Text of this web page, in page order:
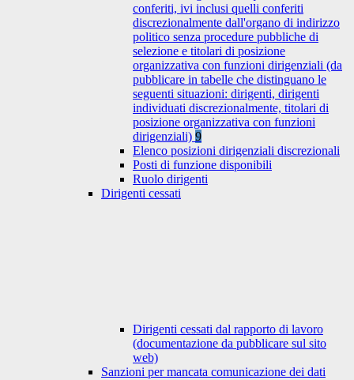
conferiti, ivi inclusi quelli conferiti
discrezionalmente dall'organo di indirizzo
politico senza procedure pubbliche di
selezione e titolari di posizione
organizzativa con funzioni dirigenziali (da
pubblicare in tabelle che distinguano le
seguenti situazioni: dirigenti, dirigenti
individuati discrezionalmente, titolari di
posizione organizzativa con funzioni
dirigenziali) 9
Elenco posizioni dirigenziali discrezionali
Posti di funzione disponibili
Ruolo dirigenti
Dirigenti cessati
Dirigenti cessati dal rapporto di lavoro
(documentazione da pubblicare sul sito
web)
Sanzioni per mancata comunicazione dei dati